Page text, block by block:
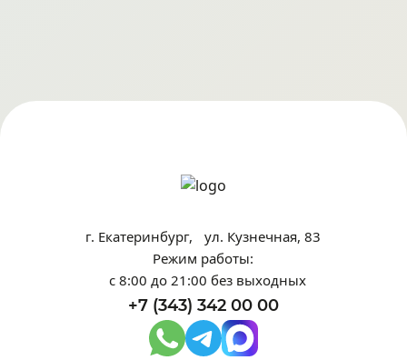
г. Екатеринбург, ул. Кузнечная, 83
Режим работы:
с 8:00 до 21:00 без выходных
+7 (343) 342 00 00